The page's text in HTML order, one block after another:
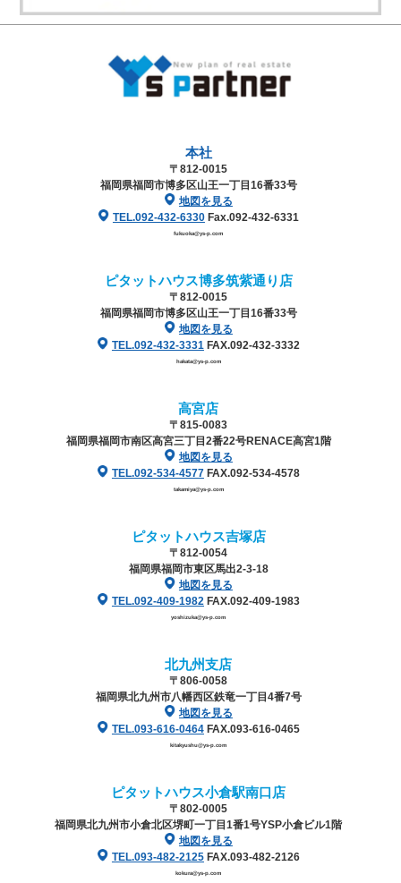
本社
〒812-0015
福岡県福岡市博多区山王一丁目16番33号
地図を見る
TEL.092-432-6330Fax.092-432-6331
fukuoka@ys-p.com
ピタットハウス博多筑紫通り店
〒812-0015
福岡県福岡市博多区山王一丁目16番33号
地図を見る
TEL.092-432-3331FAX.092-432-3332
hakata@ys-p.com
高宮店
〒815-0083
福岡県福岡市南区高宮三丁目2番22号RENACE高宮1階
地図を見る
TEL.092-534-4577FAX.092-534-4578
takamiya@ys-p.com
ピタットハウス吉塚店
〒812-0054
福岡県福岡市東区馬出2-3-18
地図を見る
TEL.092-409-1982FAX.092-409-1983
yoshizuka@ys-p.com
北九州支店
〒806-0058
福岡県北九州市八幡西区鉄竜一丁目4番7号
地図を見る
TEL.093-616-0464FAX.093-616-0465
kitakyushu@ys-p.com
ピタットハウス小倉駅南口店
〒802-0005
福岡県北九州市小倉北区堺町一丁目1番1号YSP小倉ビル1階
地図を見る
TEL.093-482-2125FAX.093-482-2126
kokura@ys-p.com